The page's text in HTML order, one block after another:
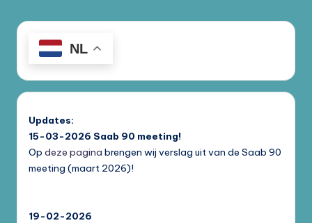
NL
Updates:
15-03-2026 Saab 90 meeting!
Op deze pagina brengen wij verslag uit van de Saab 90
meeting (maart 2026)!
19-02-2026